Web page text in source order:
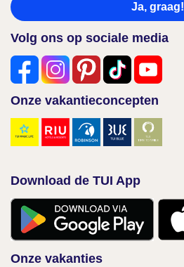
Ja, graag!
Volg ons op sociale media
Onze vakantieconcepten
Download de TUI App
Onze vakanties